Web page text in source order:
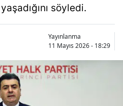
söyledi.
Yayınlanma
11 Mayıs 2026 - 18:29